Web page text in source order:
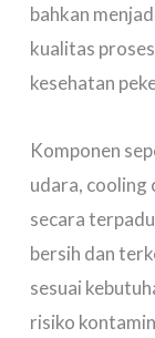
bahkan
kualitas
kesehatan
Komponen
udara, cooling
secara
bersih dan
sesuai
risiko